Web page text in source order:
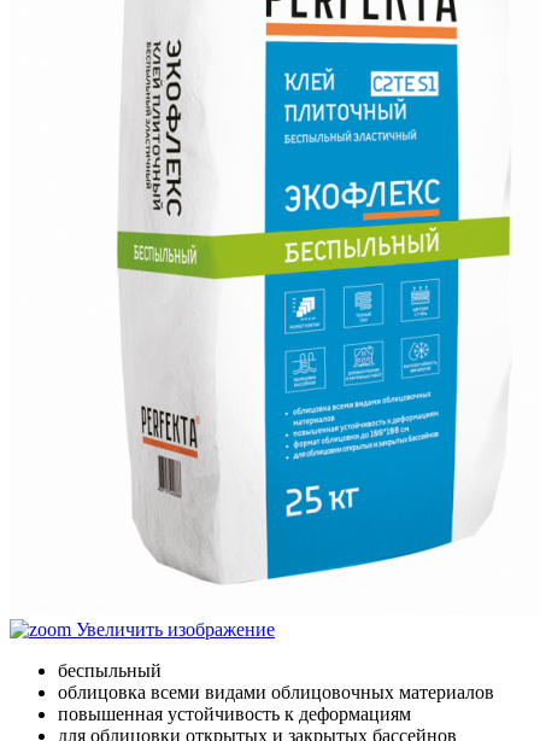
Увеличить изображение
беспыльный
облицовка всеми видами облицовочных материалов
повышенная устойчивость к деформациям
для облицовки открытых и закрытых бассейнов